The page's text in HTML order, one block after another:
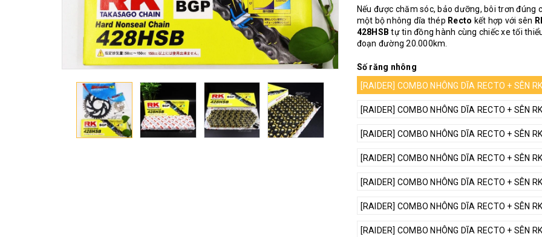
Nếu được chăm sóc, bảo dưỡng, bôi trơn đúng
một bộ nhông dĩa thép Recto kết hợp với sên
428HSB tự tin đồng hành cùng chiếc xe tối
đoạn đường 20.000km.
Số răng nhông
[RAIDER] COMBO NHÔNG DĨA RECTO + SÊN
[RAIDER] COMBO NHÔNG DĨA RECTO + SÊN
[RAIDER] COMBO NHÔNG DĨA RECTO + SÊN
[RAIDER] COMBO NHÔNG DĨA RECTO + SÊN
[RAIDER] COMBO NHÔNG DĨA RECTO + SÊN
[RAIDER] COMBO NHÔNG DĨA RECTO + SÊN
[RAIDER] COMBO NHÔNG DĨA RECTO + SÊN